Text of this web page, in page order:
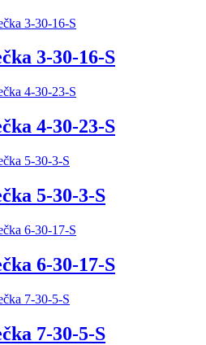
3-30-16-S
4-30-23-S
5-30-3-S
6-30-17-S
7-30-5-S